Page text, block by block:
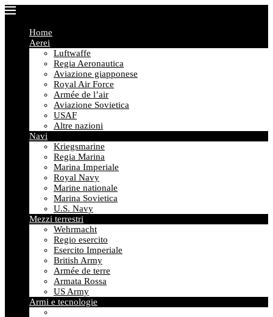
Home
Aerei
Luftwaffe
Regia Aeronautica
Aviazione giapponese
Royal Air Force
Armée de l’air
Aviazione Sovietica
USAF
Altre nazioni
Navi
Kriegsmarine
Regia Marina
Marina Imperiale
Royal Navy
Marine nationale
Marina Sovietica
U.S. Navy
Mezzi terrestri
Wehrmacht
Regio esercito
Esercito Imperiale
British Army
Armée de terre
Armata Rossa
US Army
Armi e tecnologie